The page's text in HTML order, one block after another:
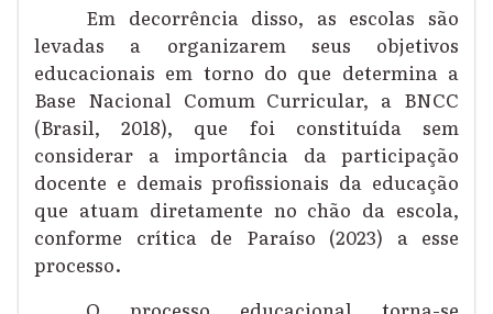
Em decorrência disso, as escolas são
levadas a organizarem seus objetivos
educacionais em torno do que determina a
Base Nacional Comum Curricular, a BNCC
(Brasil, 2018), que foi constituída sem
considerar a importância da participação
docente e demais profissionais da educação
que atuam diretamente no chão da escola,
conforme crítica de Paraíso (2023) a esse
processo.